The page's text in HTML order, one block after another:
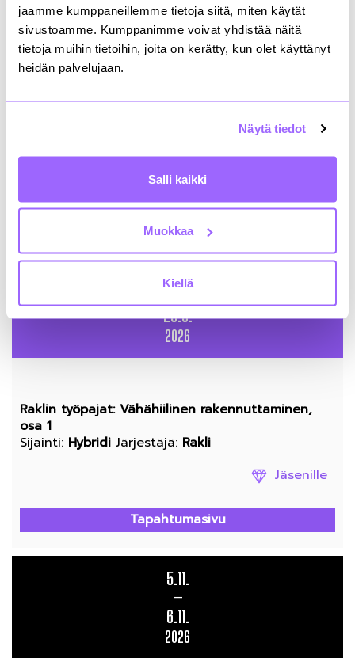
jaamme kumppaneillemme tietoja siitä, miten käytät
sivustoamme. Kumppanimme voivat yhdistää näitä
tietoja muihin tietoihin, joita on kerätty, kun olet käyttänyt
heidän palvelujaan.
Näytä tiedot
Salli kaikki
Muokkaa
Kiellä
22.9.
aikataulujohtaminen
Järjestäjä :Rakli
Jäsenille
Tapahtumasivu
23.9.
2026
Raklin työpajat: Vähähiilinen rakennuttaminen,
osa 1
Sijainti: Hybridi Järjestäjä: Rakli
Jäsenille
Tapahtumasivu
5.11.
—
6.11.
2026